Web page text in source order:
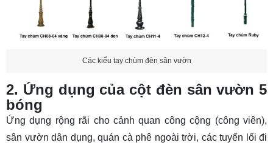
Các kiểu tay chùm đèn sân vườn
2. Ứng dụng của cột đèn sân vườn 5
bóng
Ứng dụng rộng rãi cho cảnh quan công cộng (công viên),
sân vườn dân dụng, quán cà phê ngoài trời, các tuyến lối đi